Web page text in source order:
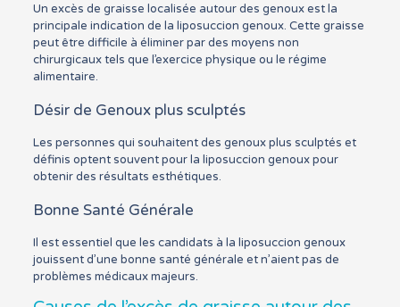
Un excès de graisse localisée autour des genoux est la
principale indication de la liposuccion genoux. Cette graisse
peut être difficile à éliminer par des moyens non
chirurgicaux tels que l’exercice physique ou le régime
alimentaire.
Désir de Genoux plus sculptés
Les personnes qui souhaitent des genoux plus sculptés et
définis optent souvent pour la liposuccion genoux pour
obtenir des résultats esthétiques.
Bonne Santé Générale
Il est essentiel que les candidats à la liposuccion genoux
jouissent d’une bonne santé générale et n’aient pas de
problèmes médicaux majeurs.